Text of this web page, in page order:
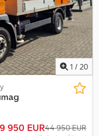
1 / 20
950 EUR44 950 EUR